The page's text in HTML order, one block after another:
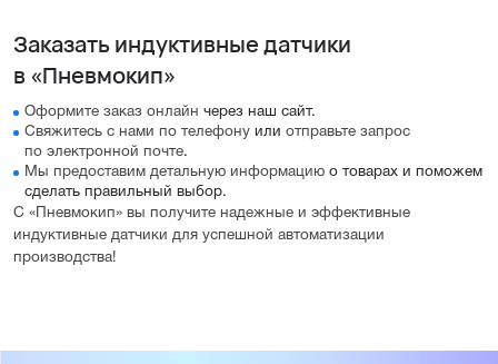
Заказать индуктивные датчики
в «Пневмокип»
Оформите заказ онлайн через наш сайт.
Свяжитесь с нами по телефону или отправьте запрос
по электронной почте.
Мы предоставим детальную информацию о товарах и поможем
сделать правильный выбор.
С «Пневмокип» вы получите надежные и эффективные
индуктивные датчики для успешной автоматизации
производства!